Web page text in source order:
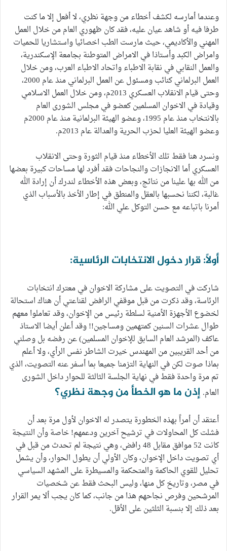
وعندما أمارسه لكشف أخطاء من وجهة نظري، لا أفعل إلا ما كنت
طرفا فيه أو شاهد عيان عليه، فقد كان ظهوري العام من خلال العمل
المهني والأكاديمي، حيث مارست الطب اخصائيا واستشاريا للحميات
وامراض الكبد وأستاذا في الامراض المتوطنة بجامعة الإسكندرية،
والعمل النقابي في نقابة الاطباء واتحاد الاطباء العرب، ومن خلال
العمل البرلماني كنائب ومسئول عن العمل البرلماني منذ عام 2000،
وحتى قيام الانقلاب العسكري 2013م، ومن خلال العمل الاسلامي
وقيادة في الاخوان المسلمين كعضو في مجلس الشورى العام
بالانتخاب منذ عام 1995، وعضو الهيئة البرلمانية منذ عام 2000م
وعضو الهيئة العليا لحزب الحرية والعدالة عام 2013م.
ونسرد هنا فقط تلك الأخطاء منذ قيام الثورة وحتى الانقلاب
العسكري أما الانجازات والنجاحات فقد أفرد لها مساحات كبيرة بعضها
من الله بها علينا من نتائج، وبعض هذه الأخطاء لندرك أن إرادة الله
غالبة، لكننا نحسبها بالعقل والمنطق في إطار الأخذ بالأسباب الذي
أمرنا باتباعه مع حسن التوكل علي الله:
أولاً: قرار دخول الانتخابات الرئاسية:
شاركت في التصويت على مشاركة الاخوان في معترك انتخابات
الرئاسة، وقد ذكرت من قبل موقفي الرافض لقناعتي أن هناك استحالة
لخضوع الأجهزة الأمنية لسلطة رئيس من الإخوان، وقد تعاملوا معهم
طوال عشرات السنين كمتهمين ومساجين!! وقد أعلن أيضا الاستاذ
عاكف (المرشد العام السابق للإخوان المسلمين) عن رفضه بل وصلني
من أحد القريبين من المهندس خيرت الشاطر نفس الرأي، ولا أعلم
بماذا صوت لكن في النهاية التزمنا جميعا بما أسفر عنه التصويت، الذي
تم مرة واحدة فقط في نهاية الجلسة الثالثة للحوار داخل الشورى
العام. إذن ما هو الخطأ من وجهة نظري؟
أعتقد أن أمراً بهذه الخطورة يتصدر له الاخوان لأول مرة بعد أن
فشلت كل المحاولات في ترشيح آخرين ودعمهم! خاصة وأن النتيجة
كانت 52 موافق مقابل 48 رافض، وهي نتيجة لم تحدث من قبل في
أي تصويت داخل الإخوان، وكان الأولي أن يطول الحوار، وأن يشمل
تحليل للقوي الحاكمة والمتحكمة والمسيطرة على المشهد السياسي
في مصر، وتاريخ كل منها، وليس البحث فقط عن شخصيات
المرشحين وفرص نجاحهم هذا من جانب، كما كان يجب ألا يمر القرار
بعد ذلك إلا بنسبة الثلثين على الأقل.